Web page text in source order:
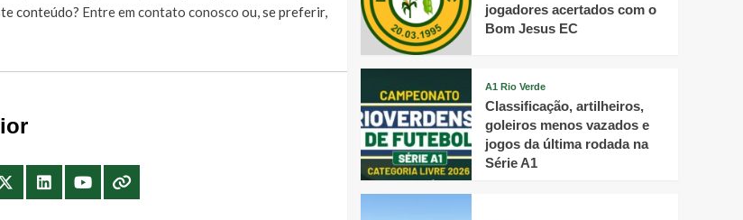
conteúdo? Entre em contato conosco ou, se preferir,
jogadores acertados com o
Bom Jesus EC
A1 Rio Verde
Classificação, artilheiros,
goleiros menos vazados e
jogos da última rodada na
Série A1